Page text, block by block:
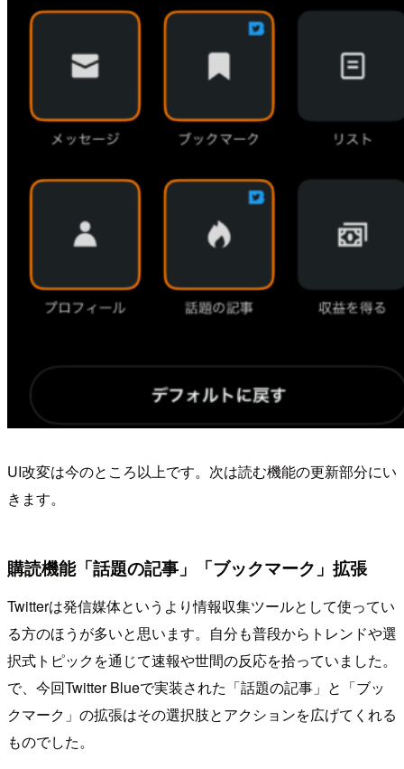
UI改変は今のところ以上です。次は読む機能の更新部分にい
きます。
購読機能「話題の記事」「ブックマーク」拡張
Twitterは発信媒体というより情報収集ツールとして使ってい
る方のほうが多いと思います。自分も普段からトレンドや選
択式トピックを通じて速報や世間の反応を拾っていました。
で、今回Twitter Blueで実装された「話題の記事」と「ブッ
クマーク」の拡張はその選択肢とアクションを広げてくれる
ものでした。